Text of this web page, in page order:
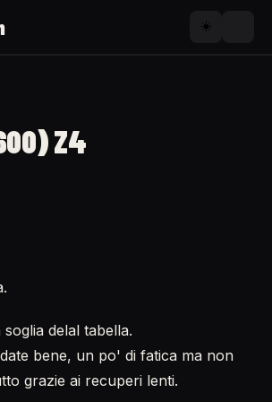
☀️
Z4
delal tabella.
bene, un po' di fatica ma non
grazie ai recuperi lenti.